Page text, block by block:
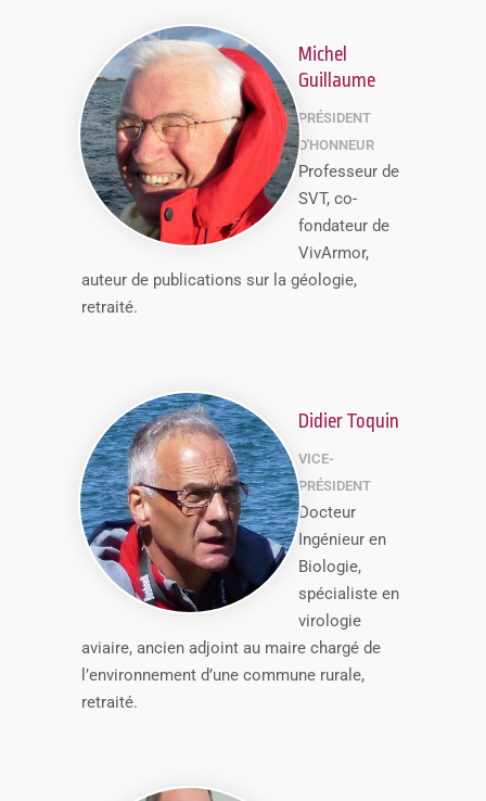
Michel
Guillaume
PRÉSIDENT
D'HONNEUR
Professeur de
SVT, co-
fondateur de
VivArmor,
auteur de publications sur la géologie,
retraité.
Didier Toquin
VICE-
PRÉSIDENT
Docteur
Ingénieur en
Biologie,
spécialiste en
virologie
aviaire, ancien adjoint au maire chargé de
l’environnement d’une commune rurale,
retraité.